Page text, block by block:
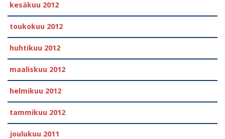
kesäkuu 2012
toukokuu 2012
huhtikuu 2012
maaliskuu 2012
helmikuu 2012
tammikuu 2012
joulukuu 2011